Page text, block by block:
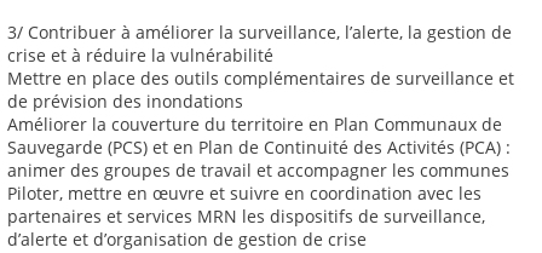
3/ Contribuer à améliorer la surveillance, l’alerte, la gestion de
crise et à réduire la vulnérabilité
Mettre en place des outils complémentaires de surveillance et
de prévision des inondations
Améliorer la couverture du territoire en Plan Communaux de
Sauvegarde (PCS) et en Plan de Continuité des Activités (PCA) :
animer des groupes de travail et accompagner les communes
Piloter, mettre en œuvre et suivre en coordination avec les
partenaires et services MRN les dispositifs de surveillance,
d’alerte et d’organisation de gestion de crise